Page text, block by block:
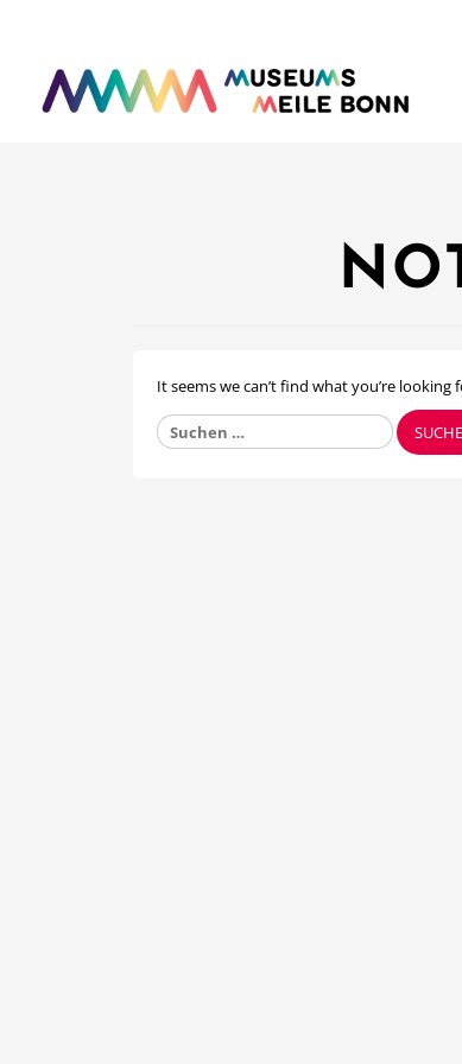
It seems we can’t find what you’re looking